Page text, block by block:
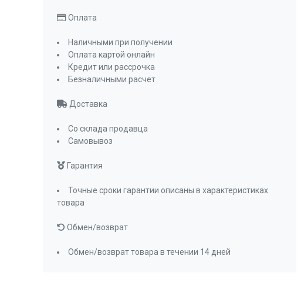
Оплата
Наличными при получении
Оплата картой онлайн
Кредит или рассрочка
Безналичными расчет
Доставка
Со склада продавца
Самовывоз
Гарантия
Точные сроки гарантии описаны в характеристиках
товара
Обмен/возврат
Обмен/возврат товара в течении 14 дней